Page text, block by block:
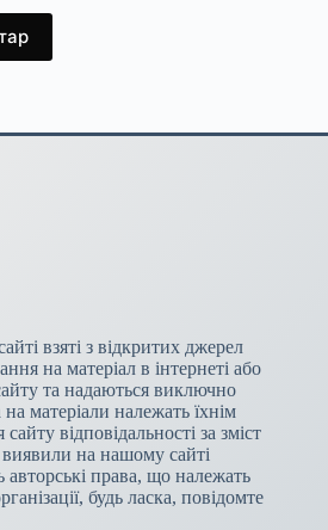
взяті з відкритих джерел
на матеріал в інтернеті або
та надаються виключно
матеріали належать їхнім
відповідальності за зміст
на нашому сайті
права, що належать
будь ласка, повідомте